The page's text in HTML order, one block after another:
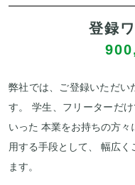
登録
弊社では、ご登録いただい
す。 学生、フリーターだ
いった 本業をお持ちの方
用する手段として、 幅広
ます。